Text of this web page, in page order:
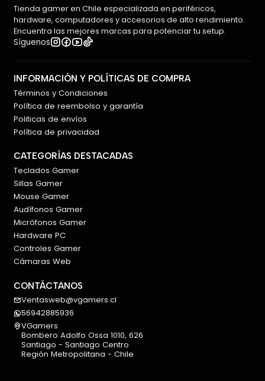
Tienda gamer en Chile especializada en periféricos,
hardware, computadores y accesorios de alto rendimiento.
Encuentra las mejores marcas para potenciar tu setup.
Síguenos
INFORMACIÓN Y POLÍTICAS DE COMPRA
Términos y Condiciones
Política de reembolso y garantía
Politicas de envíos
Política de privacidad
CATEGORÍAS DESTACADAS
Teclados Gamer
Sillas Gamer
Mouse Gamer
Audífonos Gamer
Micrófonos Gamer
Hardware PC
Controles Gamer
Cámaras Web
CONTÁCTANOS
Ventasweb@vgamers.cl
56942885936
VGamers
Bombero Adolfo Ossa 1010, 626
Santiago - Santiago Centro
Región Metropolitana - Chile